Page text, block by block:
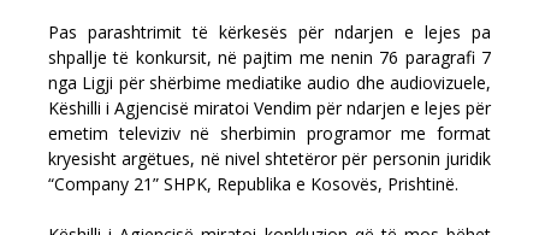
Pas parashtrimit të kërkesës për ndarjen e lejes pa
shpallje të konkursit, në pajtim me nenin 76 paragrafi 7
nga Ligji për shërbime mediatike audio dhe audiovizuele,
Këshilli i Agjencisë miratoi Vendim për ndarjen e lejes për
emetim televiziv në sherbimin programor me format
kryesisht argëtues, në nivel shtetëror për personin juridik
“Company 21” SHPK, Republika e Kosovës, Prishtinë.